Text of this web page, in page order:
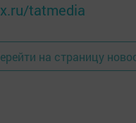
tatmedia
на страницу